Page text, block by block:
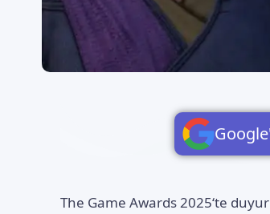
The Game Awards 2025‘te